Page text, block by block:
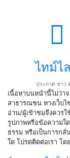
ไทม์ไ
ประกาศ ข่าว
เนื้อหาบนหน้านี้ไม่ว่า
สาธารณชน ทางเว็บ
อ่าน/ผู้เข้าชมจึงควร
รูปภาพหรือข้อความใ
ธรรม หรือเป็นการกลั่
ใด โปรดติดต่อเรา โ